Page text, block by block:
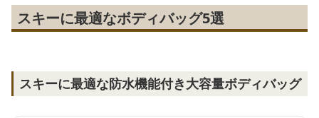
スキーに最適なボディバッグ5選
スキーに最適な防水機能付き大容量ボディバッグ